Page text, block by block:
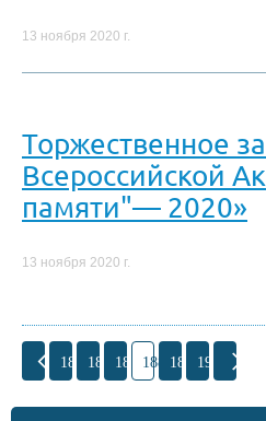
13 ноября 2020 г.
Торжественное
Всероссийской
памяти"— 2020»
13 ноября 2020 г.
185 186 187 188 189 190